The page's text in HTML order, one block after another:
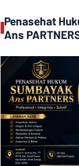
Penasehat
Ans